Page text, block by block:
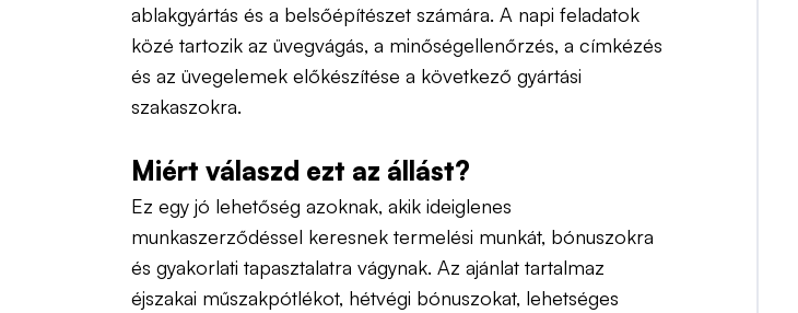
ablakgyártás és a belsőépítészet számára. A napi feladatok
közé tartozik az üvegvágás, a minőségellenőrzés, a címkézés
és az üvegelemek előkészítése a következő gyártási
szakaszokra.
Miért válaszd ezt az állást?
Ez egy jó lehetőség azoknak, akik ideiglenes
munkaszerződéssel keresnek termelési munkát, bónuszokra
és gyakorlati tapasztalatra vágynak. Az ajánlat tartalmaz
éjszakai műszakpótlékot, hétvégi bónuszokat, lehetséges